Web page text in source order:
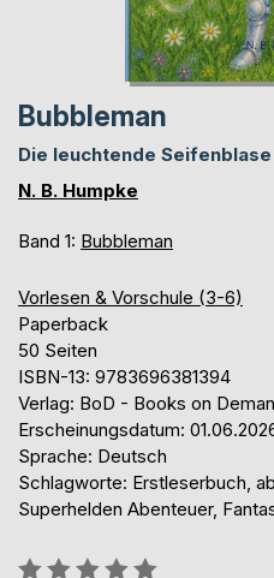
Bubbleman
Die leuchtende Seifenblase
N. B. Humpke
Band 1: Bubbleman
Vorlesen & Vorschule (3-6)
Paperback
50 Seiten
ISBN-13: 9783696381394
Verlag: BoD - Books on
Erscheinungsdatum:
Sprache: Deutsch
Schlagworte: Erstleserbuch,
Superhelden Abenteuer,
Bewertung::